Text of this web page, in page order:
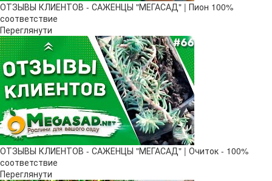
ОТЗЫВЫ КЛИЕНТОВ - САЖЕНЦЫ "МЕГАСАД" | Пион 100%
соответствие
Переглянути
ОТЗЫВЫ КЛИЕНТОВ - САЖЕНЦЫ "МЕГАСАД" | Очиток - 100%
соответствие
Переглянути